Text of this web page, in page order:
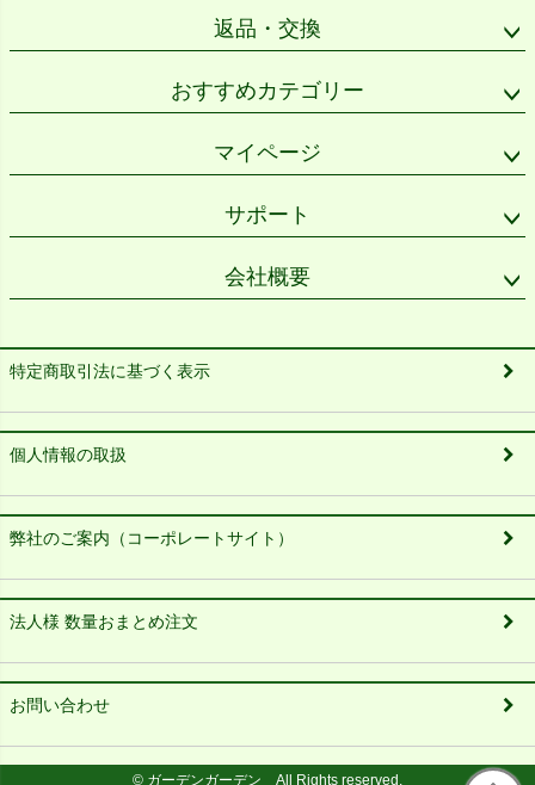
返品・交換
おすすめカテゴリー
マイページ
サポート
会社概要
特定商取引法に基づく表示
個人情報の取扱
弊社のご案内（コーポレートサイト）
法人様 数量おまとめ注文
お問い合わせ
© ガーデンガーデン All Rights reserved.